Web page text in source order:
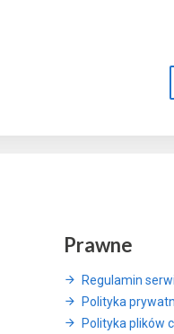
Prawne
Regulamin
Polityka
Polityka plików